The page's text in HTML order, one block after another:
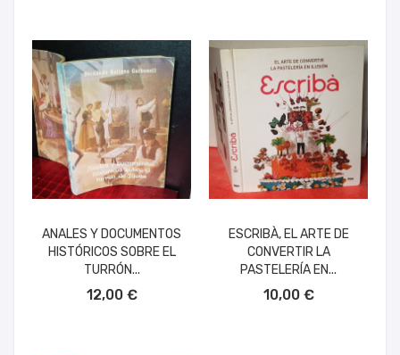
ANALES Y DOCUMENTOS
HISTÓRICOS SOBRE EL
TURRÓN...
12,00 €
ESCRIBÀ, EL ARTE DE
CONVERTIR LA
PASTELERÍA EN...
10,00 €